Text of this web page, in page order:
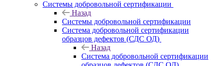
Системы добровольной сертификации
Назад
Системы добровольной сертификации
Система добровольной сертификации
образцов дефектов (СДС ОД)
Назад
Система добровольной сертификации